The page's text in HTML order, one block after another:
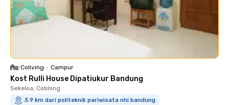
Coliving • Campur
Kost Rulli House Dipatiukur Bandung
Sekeloa, Coblong
3.9 km dari politeknik pariwisata nhi bandung